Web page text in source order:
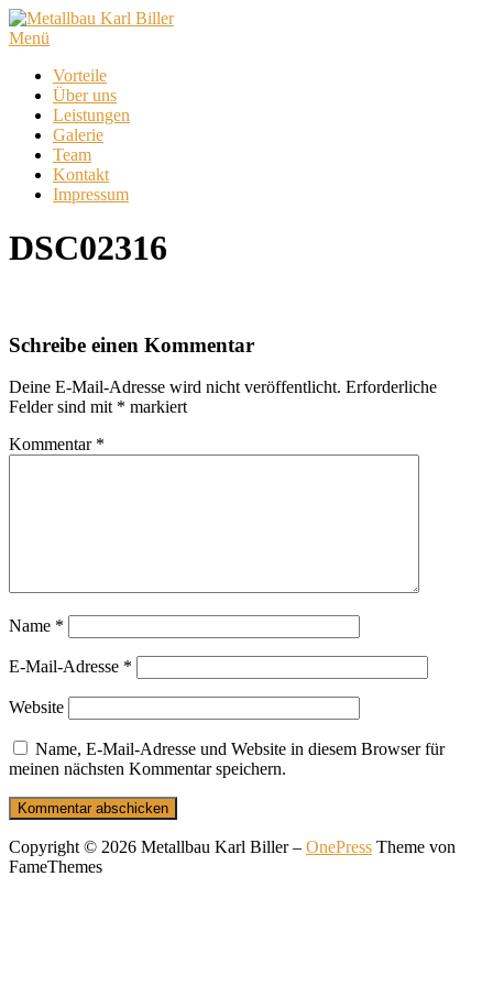
Zum
Inhalt
Menü
Vorteile
Über uns
Leistungen
Galerie
Team
Kontakt
Impressum
DSC02316
Schreibe einen Kommentar
Deine E-Mail-Adresse wird nicht veröffentlicht. Erforderliche
Felder sind mit * markiert
Kommentar *
Name *
E-Mail-Adresse *
Website
Name, E-Mail-Adresse und Website in diesem Browser für
meinen nächsten Kommentar speichern.
Copyright © 2026 Metallbau Karl Biller– OnePress Theme von
FameThemes